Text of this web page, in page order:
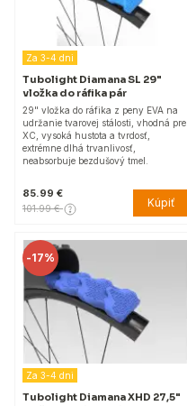
Za 3-4 dni
Tubolight Diamana SL 29"
vložka do ráfika pár
29" vložka do ráfika z peny EVA na
udržanie tvarovej stálosti, vhodná pre
XC, vysoká hustota a tvrdosť,
extrémne dlhá trvanlivosť,
neabsorbuje bezdušový tmel.
85.99 €
101.99 € Kúpiť
-17%
Za 3-4 dni
Tubolight Diamana XHD 27,5"